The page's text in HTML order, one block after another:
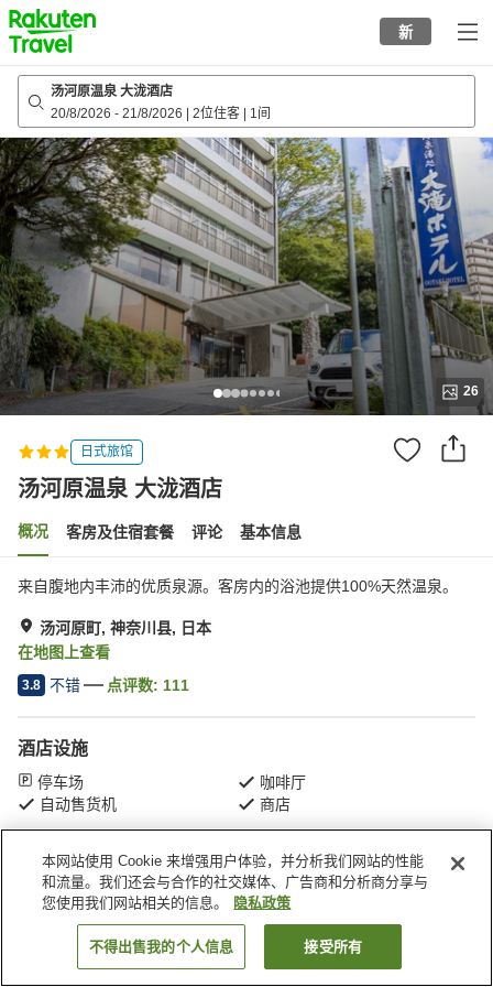
to
top
page
新
汤河原温泉 大泷酒店
20/8/2026 - 21/8/2026 2位住客 1间
26
日式旅馆
汤河原温泉 大泷酒店
概况 客房及住宿套餐 评论 基本信息
来自腹地内丰沛的优质泉源。客房内的浴池提供100%天然温泉。
汤河原町, 神奈川县, 日本
在地图上查看
3.8 不错 点评数: 111
酒店设施
停车场
咖啡厅
自动售货机
商店
首页 日本 神奈川县 汤河原町 汤河原温泉 大泷酒店
搜索客房
本网站使用 Cookie 来增强用户体验，并分析我们网站的性能
和流量。我们还会与合作的社交媒体、广告商和分析商分享与
您使用我们网站相关的信息。
隐私政策
不得出售我的个人信息 接受所有